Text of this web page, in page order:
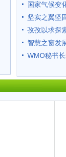
国家气候变
坚实之翼坚
孜孜以求探
智慧之窗发
WMO秘书